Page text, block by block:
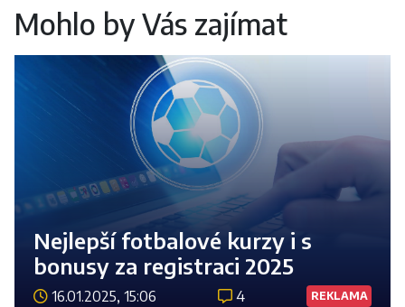
Mohlo by Vás zajímat
Nejlepší fotbalové kurzy i s
bonusy za registraci 2025
16.01.2025, 15:06 4 REKLAMA